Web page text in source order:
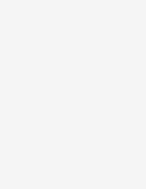
游」回來的機制，